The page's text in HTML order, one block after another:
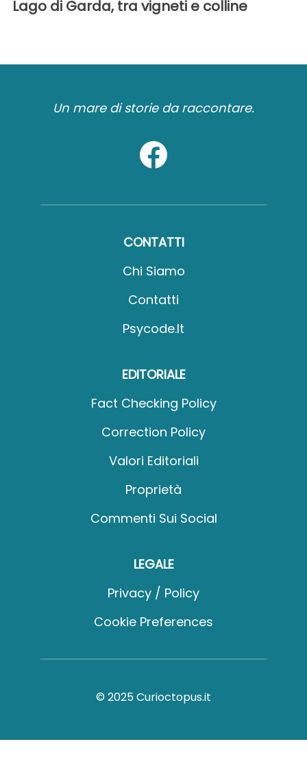
Lago di Garda, tra vigneti e colline
Un mare di storie da raccontare.
CONTATTI
Chi Siamo
Contatti
Psycode.it
EDITORIALE
Fact Checking Policy
Correction Policy
Valori Editoriali
Proprietà
Commenti Sui Social
LEGALE
Privacy / Policy
Cookie Preferences
© 2025 Curioctopus.it